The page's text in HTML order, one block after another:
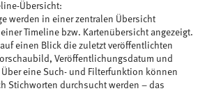
Übersicht:
werden in einer zentralen Übersicht
Timeline bzw. Kartenübersicht angezeigt.
einen Blick die zuletzt veröffentlichten
Veröffentlichungsdatum und
Über eine Such- und Filterfunktion können
Stichworten durchsucht werden – das